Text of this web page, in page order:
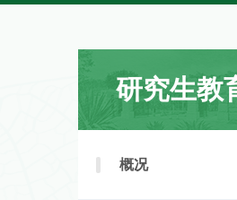
研究生教
概况